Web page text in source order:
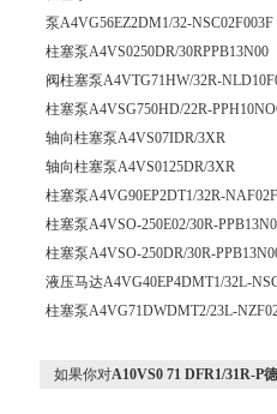
泵A4VG56EZ2DM1/32-NSC02F003F
柱塞泵A4VS0250DR/30RPPB13N00
阀柱塞泵A4VTG71HW/32R-
柱塞泵A4VSG750HD/22R-
轴向柱塞泵A4VS07IDR/3XR
轴向柱塞泵A4VS0125DR/3XR
柱塞泵A4VG90EP2DT1/32R-
柱塞泵A4VSO-250E02/30R-
柱塞泵A4VSO-250DR/30R-
液压马达A4VG40EP4DMT1/32L-
柱塞泵A4VG71DWDMT2/23L-
如果你对A10VS0 71 DFR1/31R-P